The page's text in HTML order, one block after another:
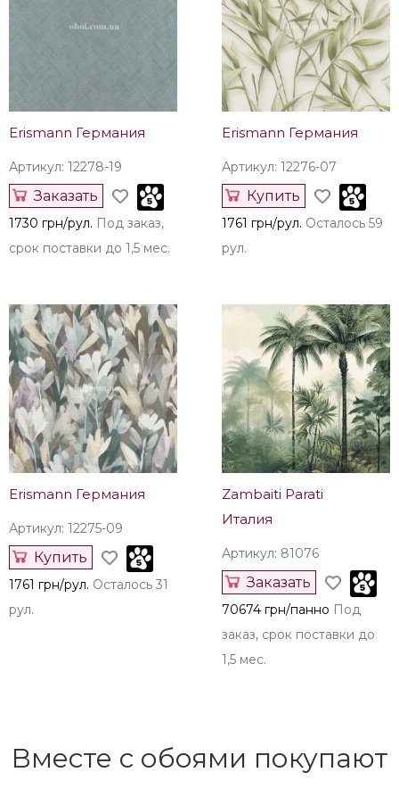
Erismann Германия
Артикул: 12278-19
Заказать
1730 грн/рул. Под заказ,
срок поставки до 1,5 мес.
Erismann Германия
Артикул: 12276-07
Купить
1761 грн/рул. Осталось 59
рул.
Erismann Германия
Артикул: 12275-09
Купить
1761 грн/рул. Осталось 31
рул.
Zambaiti Parati
Италия
Артикул: 81076
Заказать
70674 грн/панно Под
заказ, срок поставки до
1,5 мес.
Вместе с обоями покупают